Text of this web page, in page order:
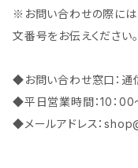
※お問い合わせの際には
文番号をお伝えください。
◆お問い合わせ窓口：
◆平日営業時間：10：00
◆メールアドレス：